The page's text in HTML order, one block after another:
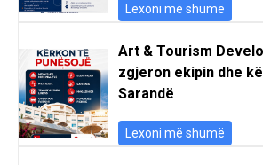
Lexoni më shumë
Art & Tourism
zgjeron ekipin dhe
Sarandë
Lexoni më shumë